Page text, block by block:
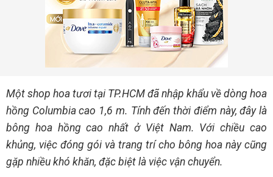
Một shop hoa tươi tại TP.HCM đã nhập khẩu về dòng hoa
hồng Columbia cao 1,6 m. Tính đến thời điểm này, đây là
bông hoa hồng cao nhất ở Việt Nam. Với chiều cao
khủng, việc đóng gói và trang trí cho bông hoa này cũng
gặp nhiều khó khăn, đặc biệt là việc vận chuyển.